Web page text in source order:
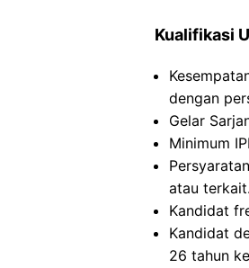
Kualifikasi
dengan
Gelar
Minimum
atau terkait.
Kandidat
Kandidat
26 tahun